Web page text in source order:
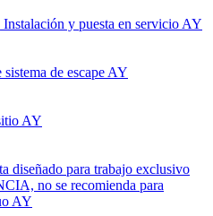
y puesta en servicio AY
de escape AY
AY
diseñado para trabajo exclusivo
no se recomienda para
AY